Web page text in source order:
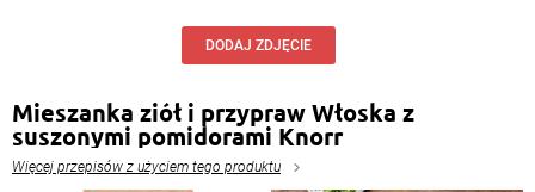
DODAJ ZDJĘCIE
Mieszanka ziół i przypraw Włoska z
suszonymi pomidorami Knorr
Więcej przepisów z użyciem tego produktu